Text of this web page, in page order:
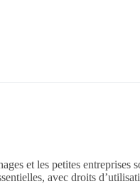
et les petites
avec droits